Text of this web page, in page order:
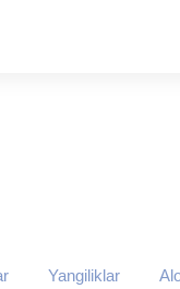
Yangiliklar